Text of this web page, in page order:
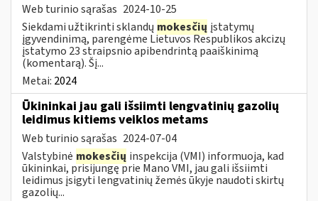
Web turinio sąrašas 2024-10-25
Siekdami užtikrinti sklandų mokesčių įstatymų
įgyvendinimą, parengėme Lietuvos Respublikos akcizų
įstatymo 23 straipsnio apibendrintą paaiškinimą
(komentarą). Šį...
Metai: 2024
Ūkininkai jau gali išsiimti lengvatinių gazolių
leidimus kitiems veiklos metams
Web turinio sąrašas 2024-07-04
Valstybinė mokesčių inspekcija (VMI) informuoja, kad
ūkininkai, prisijungę prie Mano VMI, jau gali išsiimti
leidimus įsigyti lengvatinių žemės ūkyje naudoti skirtų
gazolių...